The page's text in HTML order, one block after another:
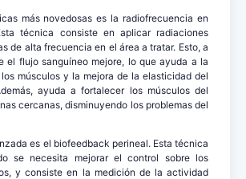
más novedosas es la radiofrecuencia en
técnica consiste en aplicar radiaciones
de alta frecuencia en el área a tratar. Esto, a
el flujo sanguíneo mejore, lo que ayuda a la
músculos y la mejora de la elasticidad del
ayuda a fortalecer los músculos del
cercanas, disminuyendo los problemas del
es el biofeedback perineal. Esta técnica
se necesita mejorar el control sobre los
y consiste en la medición de la actividad